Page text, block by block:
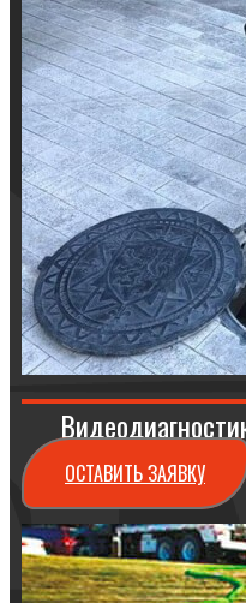
ОСТАВИТЬ ЗАЯВКУ